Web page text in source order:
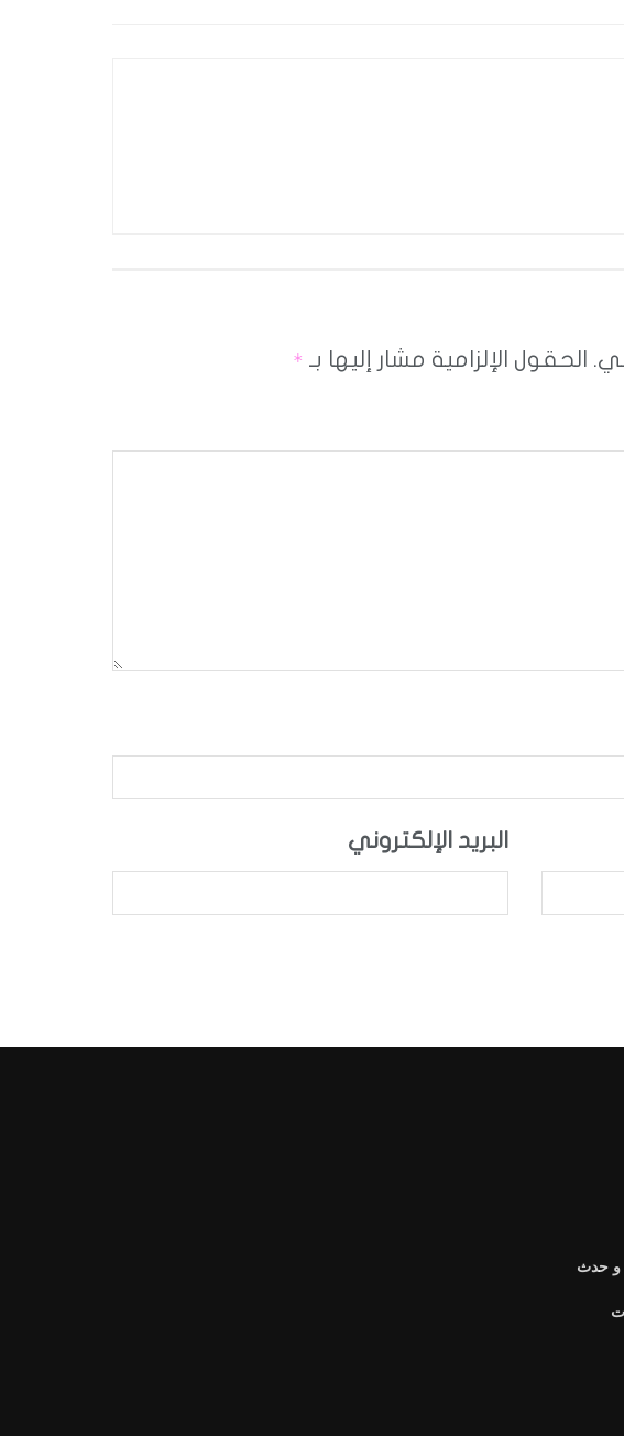
الحقول الإلزامية مشار إليها بـ *
البريد الإلكتروني
حدث